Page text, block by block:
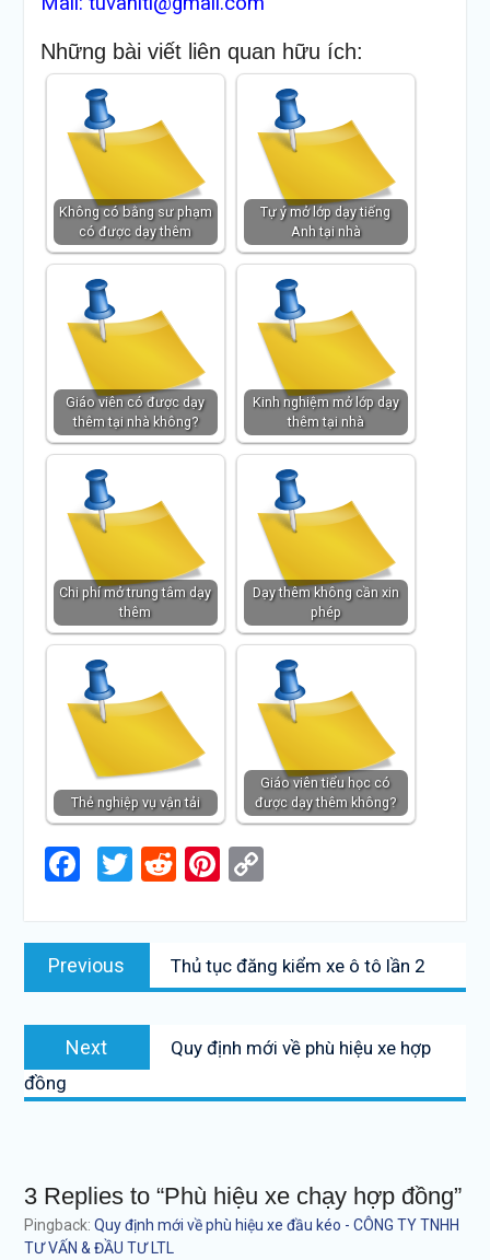
Những bài viết liên quan hữu ích:
Không có bằng sư phạm
có được dạy thêm
Tự ý mở lớp dạy tiếng
Anh tại nhà
Giáo viên có được dạy
thêm tại nhà không?
Kinh nghiệm mở lớp dạy
thêm tại nhà
Chi phí mở trung tâm dạy
thêm
Dạy thêm không cần xin
phép
Thẻ nghiệp vụ vận tải
Giáo viên tiểu học có
được dạy thêm không?
Facebook
Twitter
RedditPinterest
Điều
hướng
Previous
Previous
post:
Thủ tục đăng kiểm xe ô tô lần 2
Next
Next
post:
Quy định mới về phù hiệu xe hợp
đồng
3 Replies to “Phù hiệu xe chạy hợp đồng”
Pingback: Quy định mới về phù hiệu xe đầu kéo - CÔNG TY TNHH
TƯ VẤN & ĐẦU TƯ LTL